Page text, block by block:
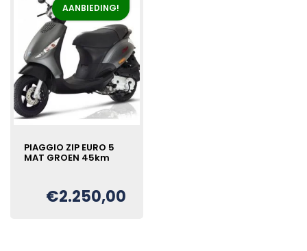
AANBIEDING!
PIAGGIO ZIP EURO 5
MAT GROEN 45km
Oorspronkelijke
€2.250,00
Huidige